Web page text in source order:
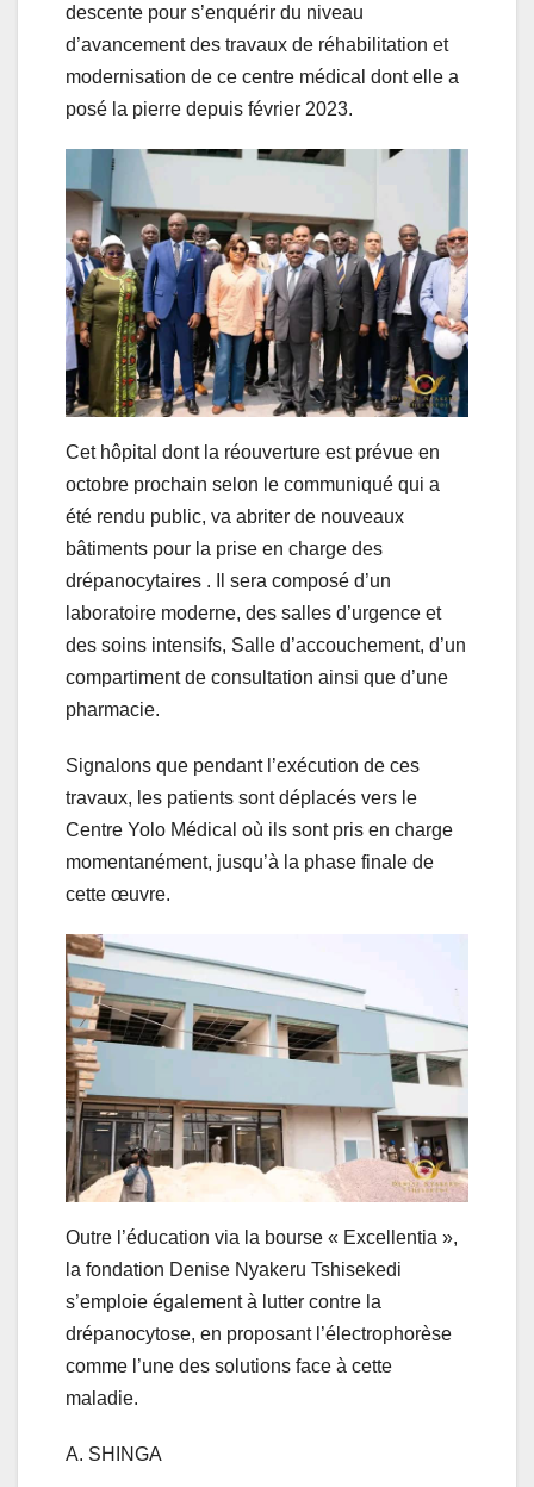
descente pour s’enquérir du niveau
d’avancement des travaux de réhabilitation et
modernisation de ce centre médical dont elle a
posé la pierre depuis février 2023.
Cet hôpital dont la réouverture est prévue en
octobre prochain selon le communiqué qui a
été rendu public, va abriter de nouveaux
bâtiments pour la prise en charge des
drépanocytaires . Il sera composé d’un
laboratoire moderne, des salles d’urgence et
des soins intensifs, Salle d’accouchement, d’un
compartiment de consultation ainsi que d’une
pharmacie.
Signalons que pendant l’exécution de ces
travaux, les patients sont déplacés vers le
Centre Yolo Médical où ils sont pris en charge
momentanément, jusqu’à la phase finale de
cette œuvre.
Outre l’éducation via la bourse « Excellentia »,
la fondation Denise Nyakeru Tshisekedi
s’emploie également à lutter contre la
drépanocytose, en proposant l’électrophorèse
comme l’une des solutions face à cette
maladie.
A. SHINGA